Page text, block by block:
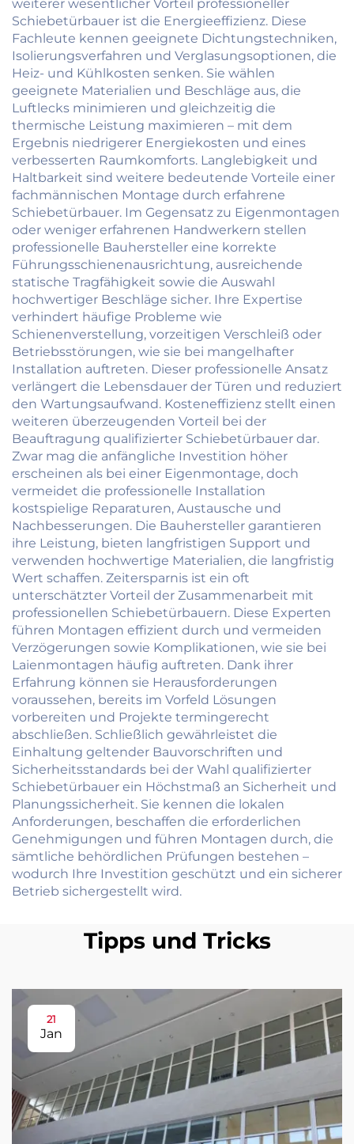
weiterer wesentlicher Vorteil professioneller
Schiebetürbauer ist die Energieeffizienz. Diese
Fachleute kennen geeignete Dichtungstechniken,
Isolierungsverfahren und Verglasungsoptionen, die
Heiz- und Kühlkosten senken. Sie wählen
geeignete Materialien und Beschläge aus, die
Luftlecks minimieren und gleichzeitig die
thermische Leistung maximieren – mit dem
Ergebnis niedrigerer Energiekosten und eines
verbesserten Raumkomforts. Langlebigkeit und
Haltbarkeit sind weitere bedeutende Vorteile einer
fachmännischen Montage durch erfahrene
Schiebetürbauer. Im Gegensatz zu Eigenmontagen
oder weniger erfahrenen Handwerkern stellen
professionelle Bauhersteller eine korrekte
Führungsschienenausrichtung, ausreichende
statische Tragfähigkeit sowie die Auswahl
hochwertiger Beschläge sicher. Ihre Expertise
verhindert häufige Probleme wie
Schienenverstellung, vorzeitigen Verschleiß oder
Betriebsstörungen, wie sie bei mangelhafter
Installation auftreten. Dieser professionelle Ansatz
verlängert die Lebensdauer der Türen und reduziert
den Wartungsaufwand. Kosteneffizienz stellt einen
weiteren überzeugenden Vorteil bei der
Beauftragung qualifizierter Schiebetürbauer dar.
Zwar mag die anfängliche Investition höher
erscheinen als bei einer Eigenmontage, doch
vermeidet die professionelle Installation
kostspielige Reparaturen, Austausche und
Nachbesserungen. Die Bauhersteller garantieren
ihre Leistung, bieten langfristigen Support und
verwenden hochwertige Materialien, die langfristig
Wert schaffen. Zeitersparnis ist ein oft
unterschätzter Vorteil der Zusammenarbeit mit
professionellen Schiebetürbauern. Diese Experten
führen Montagen effizient durch und vermeiden
Verzögerungen sowie Komplikationen, wie sie bei
Laienmontagen häufig auftreten. Dank ihrer
Erfahrung können sie Herausforderungen
voraussehen, bereits im Vorfeld Lösungen
vorbereiten und Projekte termingerecht
abschließen. Schließlich gewährleistet die
Einhaltung geltender Bauvorschriften und
Sicherheitsstandards bei der Wahl qualifizierter
Schiebetürbauer ein Höchstmaß an Sicherheit und
Planungssicherheit. Sie kennen die lokalen
Anforderungen, beschaffen die erforderlichen
Genehmigungen und führen Montagen durch, die
sämtliche behördlichen Prüfungen bestehen –
wodurch Ihre Investition geschützt und ein sicherer
Betrieb sichergestellt wird.
Tipps und Tricks
21
Jan